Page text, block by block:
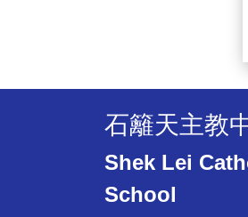
石籬天主教
Shek Lei
School